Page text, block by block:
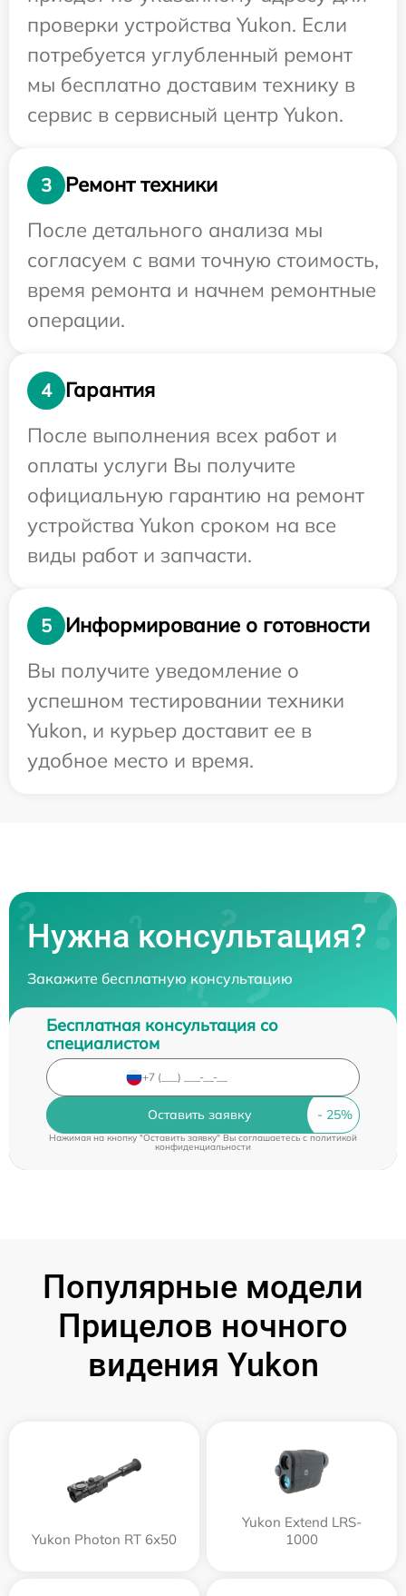
проверки устройства Yukon. Если
потребуется углубленный ремонт
мы бесплатно доставим технику в
сервис в сервисный центр Yukon.
3
Ремонт техники
После детального анализа мы
согласуем с вами точную стоимость,
время ремонта и начнем ремонтные
операции.
4
Гарантия
После выполнения всех работ и
оплаты услуги Вы получите
официальную гарантию на ремонт
устройства Yukon сроком на все
виды работ и запчасти.
5
Информирование о готовности
Вы получите уведомление о
успешном тестировании техники
Yukon, и курьер доставит ее в
удобное место и время.
Нужна консультация?
Закажите бесплатную консультацию
Бесплатная консультация со
специалистом
Оставить заявку
Нажимая на кнопку "Оставить заявку" Вы соглашаетесь cполитикой
конфиденциальности
Популярные модели
Прицелов ночного
видения Yukon
Yukon Photon RT 6х50
Yukon Extend LRS-
1000